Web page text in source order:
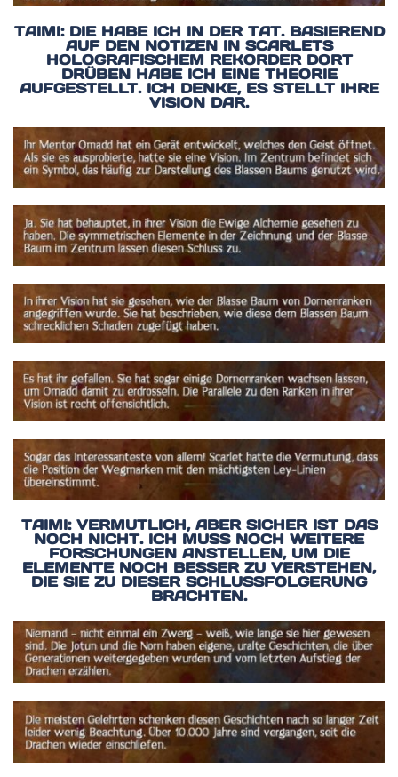
TAIMI: DIE HABE ICH IN DER TAT. BASIEREND
AUF DEN NOTIZEN IN SCARLETS
HOLOGRAFISCHEM REKORDER DORT
DRÜBEN HABE ICH EINE THEORIE
AUFGESTELLT. ICH DENKE, ES STELLT IHRE
VISION DAR.
TAIMI: VERMUTLICH, ABER SICHER IST DAS
NOCH NICHT. ICH MUSS NOCH WEITERE
FORSCHUNGEN ANSTELLEN, UM DIE
ELEMENTE NOCH BESSER ZU VERSTEHEN,
DIE SIE ZU DIESER SCHLUSSFOLGERUNG
BRACHTEN.